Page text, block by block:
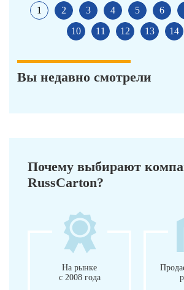
1 2 3 4 5 6
10
11 12 13 14
Вы недавно смотрели
Почему выбирают
RussCarton?
На рынке
с 2008 года